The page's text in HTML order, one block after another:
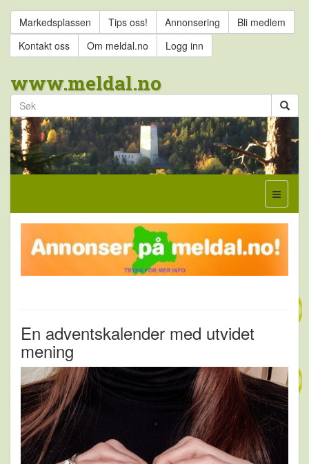
Markedsplassen Tips oss! Annonsering
Bli medlem
Kontakt oss
Om meldal.no Logg inn
www.meldal.no
En adventskalender med utvidet
mening